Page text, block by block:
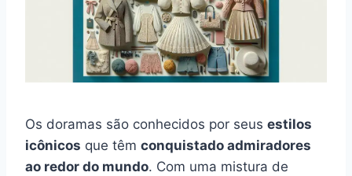
Os doramas são conhecidos por seus estilos
icônicos que têm conquistado admiradores
ao redor do mundo. Com uma mistura de